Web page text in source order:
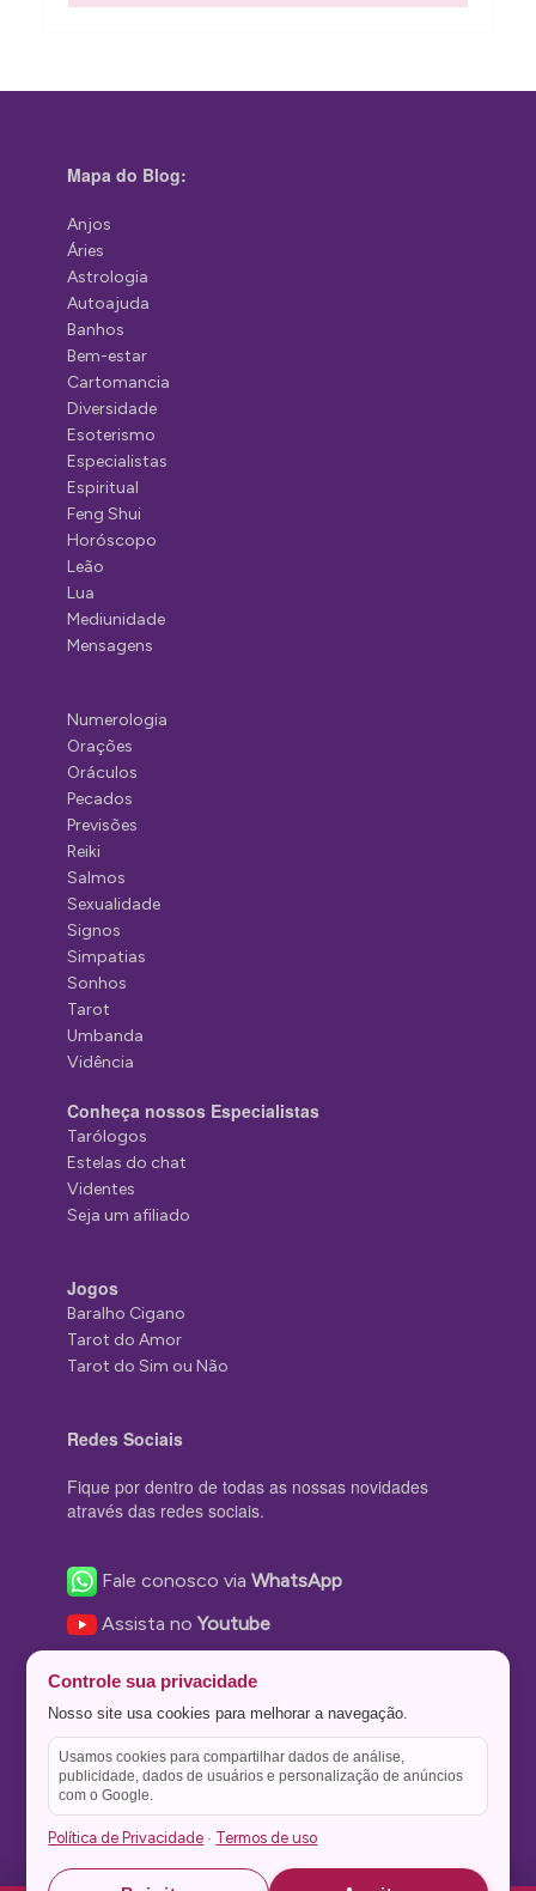
Mapa do Blog:
Anjos
Áries
Astrologia
Autoajuda
Banhos
Bem-estar
Cartomancia
Diversidade
Esoterismo
Especialistas
Espiritual
Feng Shui
Horóscopo
Leão
Lua
Mediunidade
Mensagens
Numerologia
Orações
Oráculos
Pecados
Previsões
Reiki
Salmos
Sexualidade
Signos
Simpatias
Sonhos
Tarot
Umbanda
Vidência
Conheça nossos Especialistas
Tarólogos
Estelas do chat
Videntes
Seja um afiliado
Jogos
Baralho Cigano
Tarot do Amor
Tarot do Sim ou Não
Redes Sociais
Fique por dentro de todas as nossas novidades
através das redes sociais.
Fale conosco viaWhatsApp
Assista noYoutube
Nos siga no Instagram
Nos siga noTwitter
Salve no
Controle sua privacidade
Nosso site usa cookies para melhorar a navegação.
Usamos cookies para compartilhar dados de análise,
publicidade, dados de usuários e personalização de anúncios
com o Google.
Política de Privacidade · Termos de uso